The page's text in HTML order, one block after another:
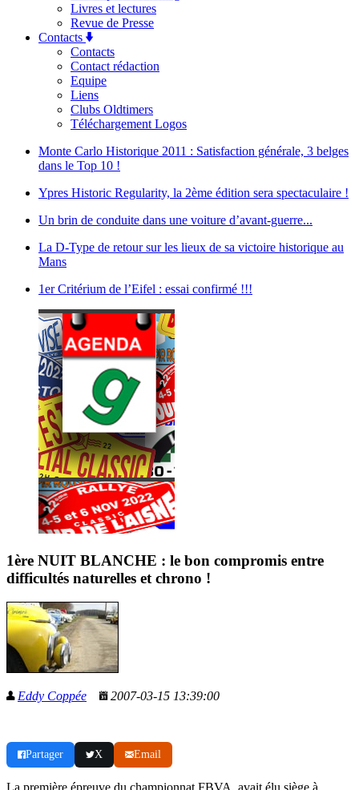
Livres et lectures
Revue de Presse
Contacts
Contacts
Contact rédaction
Equipe
Liens
Clubs Oldtimers
Téléchargement Logos
Monte Carlo Historique 2011 : Satisfaction générale, 3 belges
dans le Top 10 !
Ypres Historic Regularity, la 2ème édition sera spectaculaire !
Un brin de conduite dans une voiture d’avant-guerre...
La D-Type de retour sur les lieux de sa victoire historique au
Mans
1er Critérium de l’Eifel : essai confirmé !!!
1ère NUIT BLANCHE : le bon compromis entre
difficultés naturelles et chrono !
Eddy Coppée 2007-03-15 13:39:00
Partager X Email